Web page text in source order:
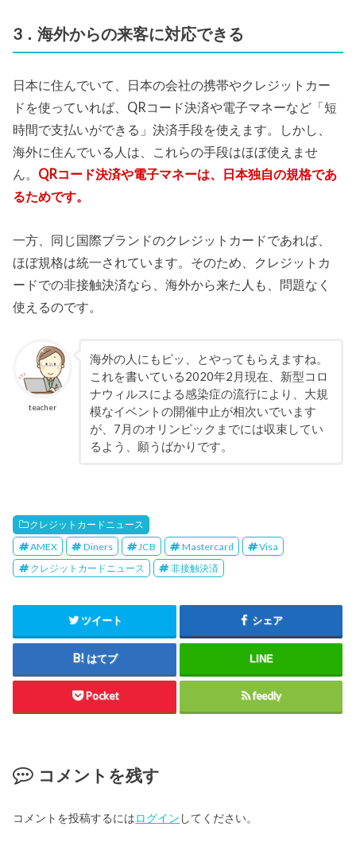
3．海外からの来客に対応できる
日本に住んでいて、日本の会社の携帯やクレジットカー
ドを使っていれば、QRコード決済や電子マネーなど「短
時間で支払いができる」決済手段を使えます。しかし、
海外に住んでいる人は、これらの手段はほぼ使えませ
ん。 QRコード決済や電子マネーは、日本独自の規格であ
るためです。
一方、同じ国際ブランドのクレジットカードであれば、
ほぼ規格は統一されています。そのため、クレジットカ
ードでの非接触決済なら、海外から来た人も、問題なく
使えるのです。
teacher
海外の人にもピッ、とやってもらえますね。
これを書いている2020年2月現在、新型コロ
ナウィルスによる感染症の流行により、大規
模なイベントの開催中止が相次いでいます
が、7月のオリンピックまでには収束してい
るよう、願うばかりです。
クレジットカードニュース
AMEX
Diners JCB Mastercard
Visa
クレジットカードニュース
非接触決済
ツイート シェア
はてブ LINE
Pocket feedly
コメントを残す
コメントを投稿するにはログイン してください。